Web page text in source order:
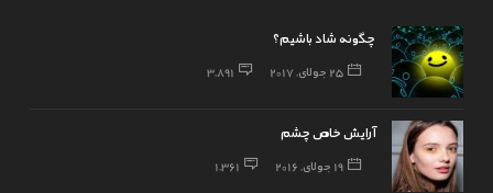
چگونه شاد باشیم؟
25 جولای, 2017 3,891
آرایش خاص چشم
19 جولای, 2016 1,361